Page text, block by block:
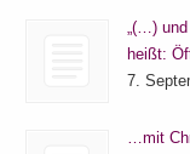
„(…)
heißt:
7.
…mit